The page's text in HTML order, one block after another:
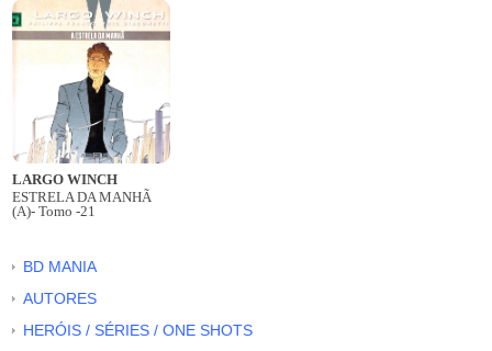
LARGO WINCH
ESTRELA DA MANHÃ
(A)- Tomo -21
BD MANIA
AUTORES
HERÓIS / SÉRIES / ONE SHOTS